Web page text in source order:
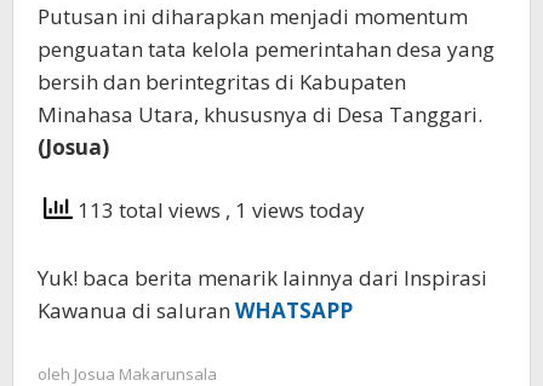
Putusan ini diharapkan menjadi momentum
penguatan tata kelola pemerintahan desa yang
bersih dan berintegritas di Kabupaten
Minahasa Utara, khususnya di Desa Tanggari.
(Josua)
113 total views , 1 views today
Yuk! baca berita menarik lainnya dari Inspirasi
Kawanua di saluran WHATSAPP
oleh Josua Makarunsala